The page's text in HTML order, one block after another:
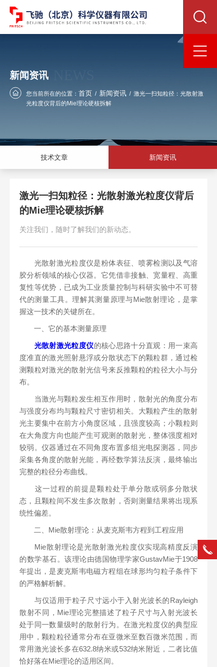
新闻资讯
您当前所在的位置： 首页 / 新闻资讯 / 激光一扫知粒径：光散射激
光粒度仪背后的Mie理论硬核拆解
技术文章 新闻资讯
激光一扫知粒径：光散射激光粒度仪背后
的Mie理论硬核拆解
关注我们，随时了解我们的新动态。
光散射激光粒度仪是粉体表征、喷雾检测以及气溶
胶分析领域的核心仪器。它凭借非接触、宽量程、高重
复性等优势，已成为工业质量控制与科研实验中不可替
代的测量工具。理解其测量原理与Mie散射理论，是掌
握这一技术的关键所在。
一、它的基本测量原理
光散射激光粒度仪的核心思路十分直观：用一束高
度准直的激光照射悬浮或分散状态下的颗粒群，通过检
测颗粒对激光的散射光信号来反推颗粒的粒径大小与分
布。
当激光与颗粒发生相互作用时，散射光的角度分布
与强度分布均与颗粒尺寸密切相关。大颗粒产生的散射
光主要集中在前方小角度区域，且强度较高；小颗粒则
在大角度方向也能产生可观测的散射光，整体强度相对
较弱。仪器通过在不同角度布置多组光电探测器，同步
采集各角度的散射光能，再经数学算法反演，最终输出
完整的粒径分布曲线。
这一过程的前提是颗粒处于单分散或弱多分散状
态，且颗粒间不发生多次散射，否则测量结果将出现系
统性偏差。
二、Mie散射理论：从麦克斯韦方程到工程应用
Mie散射理论是光散射激光粒度仪实现高精度反演
的数学基石。该理论由德国物理学家GustavMie于1908
年提出，是麦克斯韦电磁方程组在球形均匀粒子条件下
的严格解析解。
与仅适用于粒子尺寸远小于入射光波长的Rayleigh
散射不同，Mie理论完整描述了粒子尺寸与入射光波长
处于同一数量级时的散射行为。在激光粒度仪的典型应
用中，颗粒粒径通常分布在亚微米至数百微米范围，而
常用激光波长多在632.8纳米或532纳米附近，二者比值
恰好落在Mie理论的适用区间。